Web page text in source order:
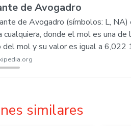
de Avogadro
de Avogadro (símbolos: L,
cualquiera, donde el mol es una
del mol y su valor es igual a
similares